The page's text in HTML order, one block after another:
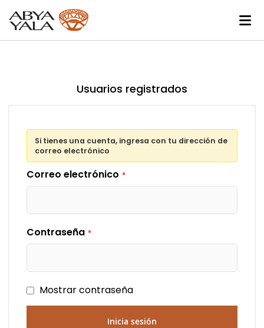
Usuarios registrados
Si tienes una cuenta, ingresa con tu dirección de
correo electrónico
Correo electrónico
Contraseña
Mostrar contraseña
Inicia sesión